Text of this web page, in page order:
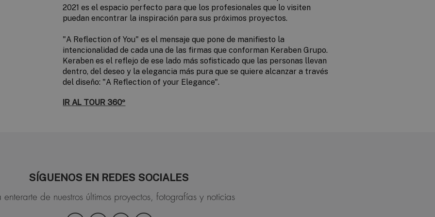
2021 es el espacio perfecto para que los profesionales que lo visiten
puedan encontrar la inspiración para sus próximos proyectos.
"A Reflection of You" es el mensaje que pone de manifiesto la
intencionalidad de cada una de las firmas que conforman Keraben Grupo.
Keraben es el reflejo de ese lado más sofisticado que las personas llevan
dentro, del deseo y la elegancia más pura que se quiere alcanzar a través
del diseño: "A Reflection of your Elegance".
IR AL TOUR 360º
SÍGUENOS EN REDES SOCIALES
de nuestros últimos proyectos, fotografías y noticias